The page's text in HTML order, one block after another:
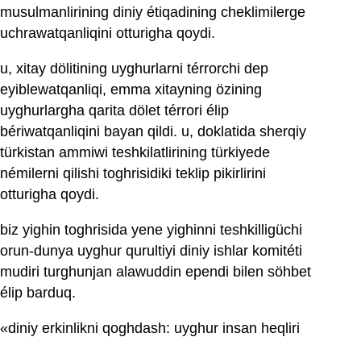
musulmanlirining diniy étiqadining cheklimilerge
uchrawatqanliqini otturigha qoydi.
u, xitay dölitining uyghurlarni térrorchi dep
eyiblewatqanliqi, emma xitayning özining
uyghurlargha qarita dölet térrori élip
bériwatqanliqini bayan qildi. u, doklatida sherqiy
türkistan ammiwi teshkilatlirining türkiyede
némilerni qilishi toghrisidiki teklip pikirlirini
otturigha qoydi.
biz yighin toghrisida yene yighinni teshkilligüchi
orun-dunya uyghur qurultiyi diniy ishlar komitéti
mudiri turghunjan alawuddin ependi bilen söhbet
élip barduq.
«diniy erkinlikni qoghdash: uyghur insan heqliri